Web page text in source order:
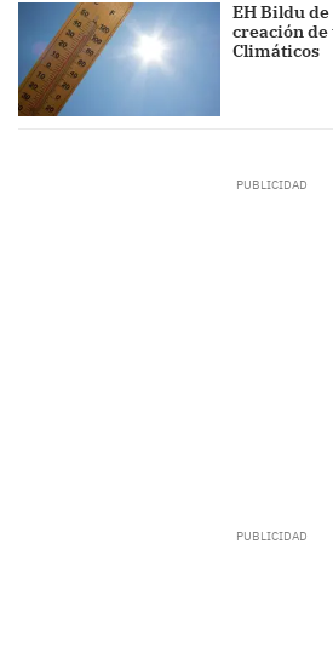
EH Bildu
creación de
Climáticos